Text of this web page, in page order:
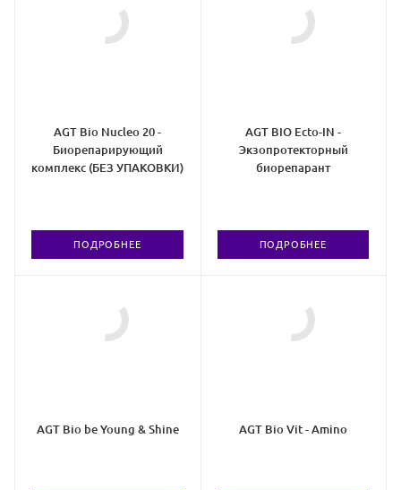
AGT Bio Nucleo 20 -
Биорепарирующий
комплекс (БЕЗ УПАКОВКИ)
ПОДРОБНЕЕ
AGT BIO Ecto-IN -
Экзопротекторный
биорепарант
ПОДРОБНЕЕ
AGT Bio be Young & Shine AGT Bio Vit - Amino